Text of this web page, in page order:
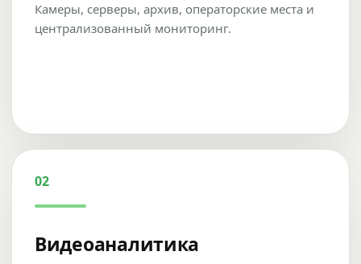
Камеры, серверы, архив, операторские места и
централизованный мониторинг.
02
Видеоаналитика